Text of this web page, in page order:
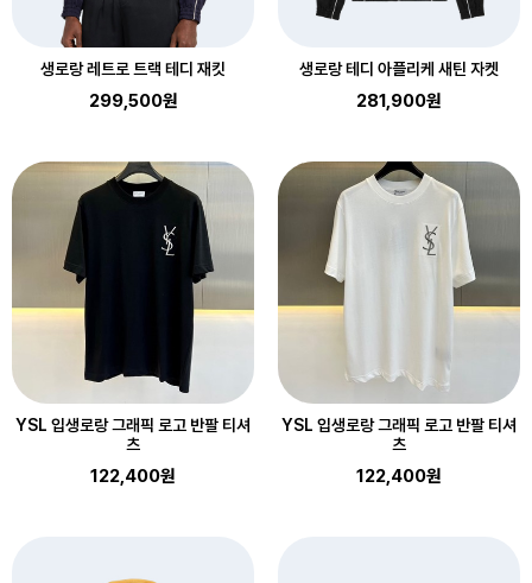
생로랑 레트로 트랙 테디 재킷
299,500원
생로랑 테디 아플리케 새틴 자켓
281,900원
YSL 입생로랑 그래픽 로고 반팔 티셔
츠
122,400원
YSL 입생로랑 그래픽 로고 반팔 티셔
츠
122,400원